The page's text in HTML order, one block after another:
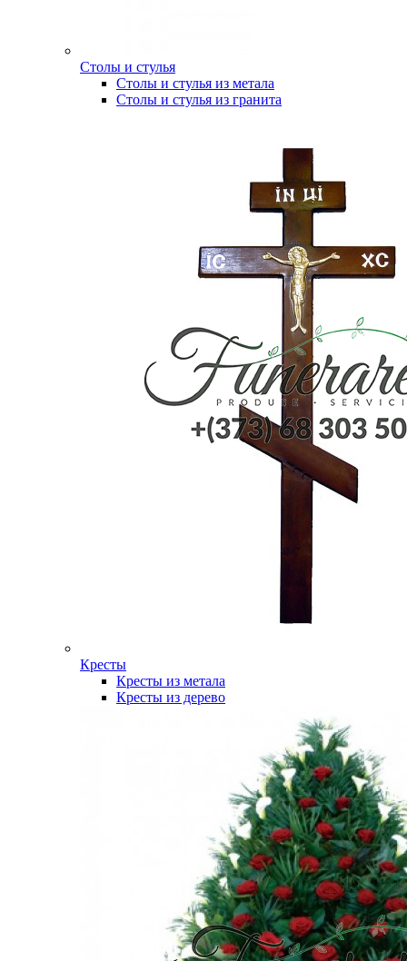
Столы и стулья
Столы и стулья из метала
Столы и стулья из гранита
Кресты
Кресты из метала
Кресты из дерево